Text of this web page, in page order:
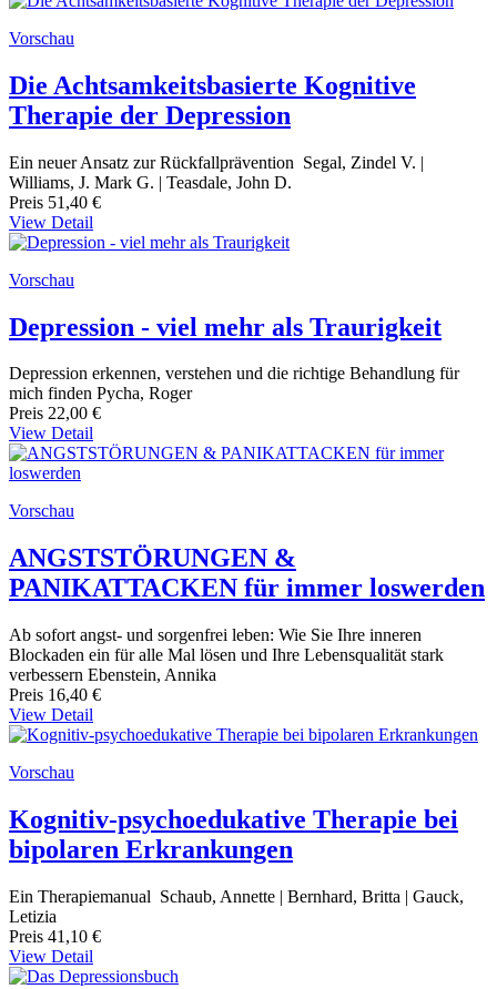
Vorschau
Die Achtsamkeitsbasierte Kognitive
Therapie der Depression
Ein neuer Ansatz zur Rückfallprävention Segal, Zindel V. |
Williams, J. Mark G. | Teasdale, John D.
Preis 51,40 €
View Detail
Vorschau
Depression - viel mehr als Traurigkeit
Depression erkennen, verstehen und die richtige Behandlung für
mich finden Pycha, Roger
Preis 22,00 €
View Detail
Vorschau
ANGSTSTÖRUNGEN &
PANIKATTACKEN für immer loswerden
Ab sofort angst- und sorgenfrei leben: Wie Sie Ihre inneren
Blockaden ein für alle Mal lösen und Ihre Lebensqualität stark
verbessern Ebenstein, Annika
Preis 16,40 €
View Detail
Vorschau
Kognitiv-psychoedukative Therapie bei
bipolaren Erkrankungen
Ein Therapiemanual Schaub, Annette | Bernhard, Britta | Gauck,
Letizia
Preis 41,10 €
View Detail